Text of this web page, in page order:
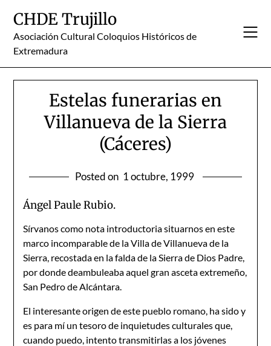
content
CHDE Trujillo
Asociación Cultural Coloquios Históricos de
Extremadura
Estelas funerarias en
Villanueva de la Sierra
(Cáceres)
Posted on 1 octubre, 1999
Ángel Paule Rubio.
Sírvanos como nota introductoria situarnos en este
marco incomparable de la Villa de Villanueva de la
Sierra, recostada en la falda de la Sierra de Dios Padre,
por donde deambuleaba aquel gran asceta extremeño,
San Pedro de Alcántara.
El interesante origen de este pueblo romano, ha sido y
es para mí un tesoro de inquietudes culturales que,
cuando puedo, intento transmitirlas a los jóvenes